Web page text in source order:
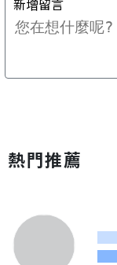
熱門推薦